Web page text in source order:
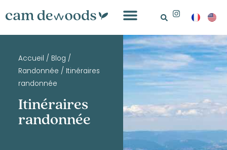
Accueil / Blog /
Randonnée / Itinéraires
randonnée
Itinéraires
randonnée